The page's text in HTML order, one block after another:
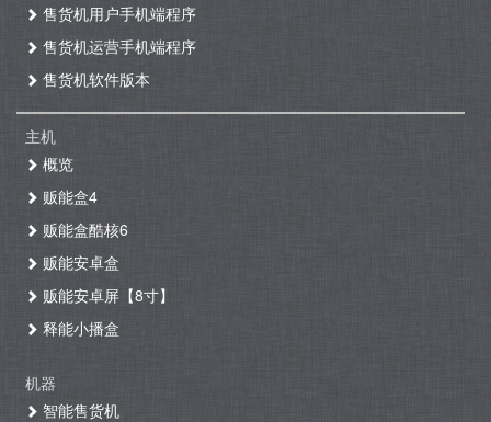
售货机用户手机端程序
售货机运营手机端程序
售货机软件版本
主机
概览
贩能盒4
贩能盒酷核6
贩能安卓盒
贩能安卓屏【8寸】
释能小播盒
机器
智能售货机